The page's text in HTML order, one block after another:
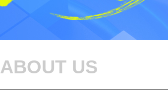
ABOUT US